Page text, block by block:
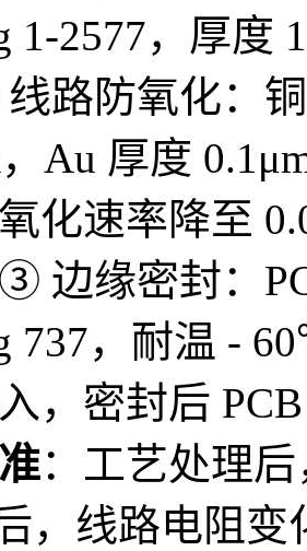
1-2577，厚度
路防氧化：
Au 厚度
化速率降至
边缘密封：
737，耐温 -
，密封后
：工艺处理
，线路电阻